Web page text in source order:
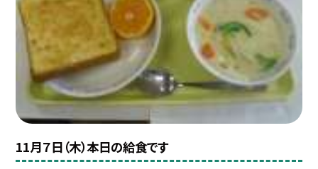
11月７日（木）本日の給食です